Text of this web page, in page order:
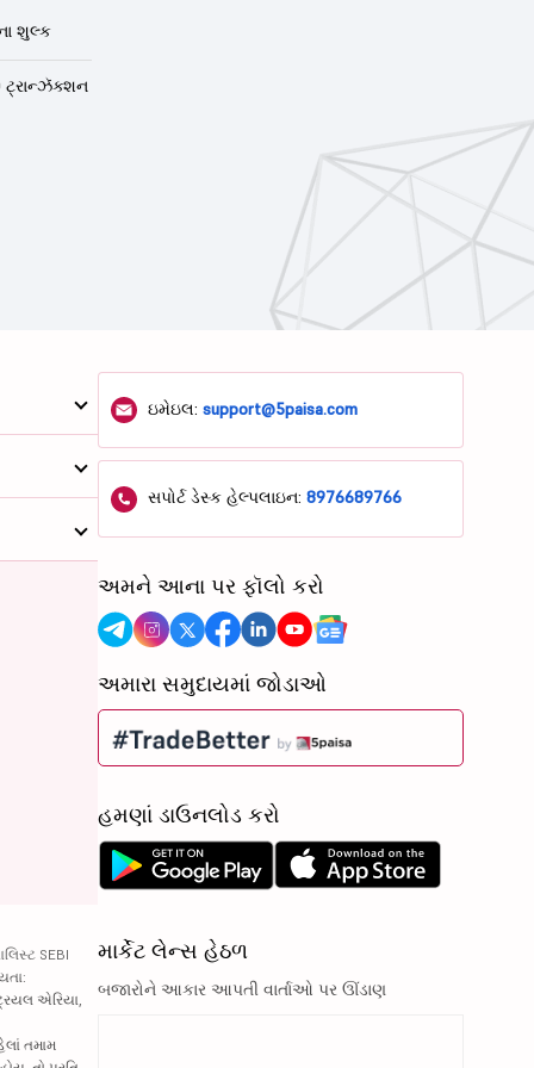
શુલ્ક
SEBI
એરિયા,
તમામ
ઇમેઇલ:support@5paisa.com
સપોર્ટ ડેસ્ક હેલ્પલાઇન:8976689766
અમને આના પર ફૉલો કરો
અમારા સમુદાયમાં જોડાઓ
હમણાં ડાઉનલોડ કરો
માર્કેટ લેન્સ હેઠળ
બજારોને આકાર આપતી વાર્તાઓ પર ઊંડાણ